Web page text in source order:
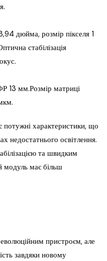
дюйма, розмір пікселя 1
стабілізація
13 мм.Розмір матриці
характеристики, що
недостатнього освітлення.
та швидким
модуль має більш
пристроєм, але
завдяки новому